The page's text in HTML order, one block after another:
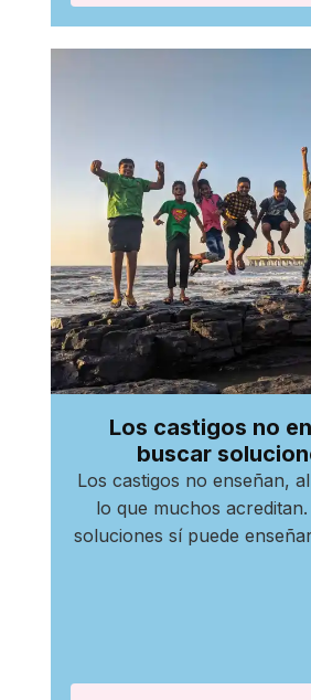
Los castigos no
buscar
Los castigos no enseñan,
lo que muchos
soluciones sí puede